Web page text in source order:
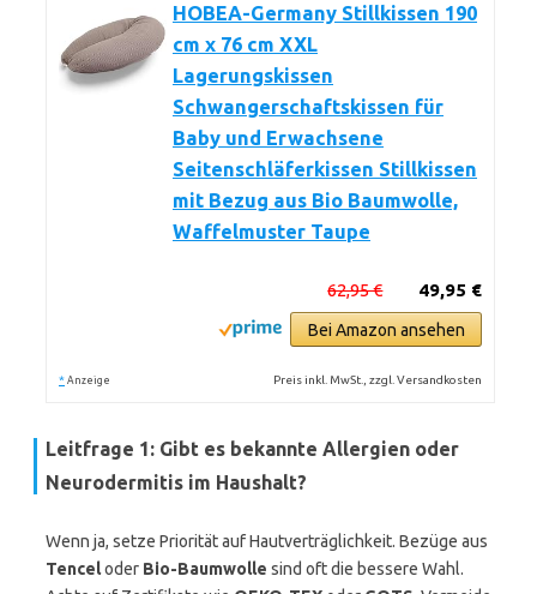
HOBEA-Germany Stillkissen 190
cm x 76 cm XXL
Lagerungskissen
Schwangerschaftskissen für
Baby und Erwachsene
Seitenschläferkissen Stillkissen
mit Bezug aus Bio Baumwolle,
Waffelmuster Taupe
49,95 €
62,95 €
Bei Amazon ansehen
* Anzeige Preis inkl. MwSt., zzgl. Versandkosten
Leitfrage 1: Gibt es bekannte Allergien oder
Neurodermitis im Haushalt?
Wenn ja, setze Priorität auf Hautverträglichkeit. Bezüge aus
Tenceloder Bio-Baumwolle sind oft die bessere Wahl.